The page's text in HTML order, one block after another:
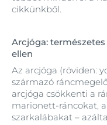
cikkünkből.
Arcjóga:
ellen
Az arcjóga (röviden:
származó
arcjóga csökkenti a
marionett‑ráncokat,
szarkalábakat –